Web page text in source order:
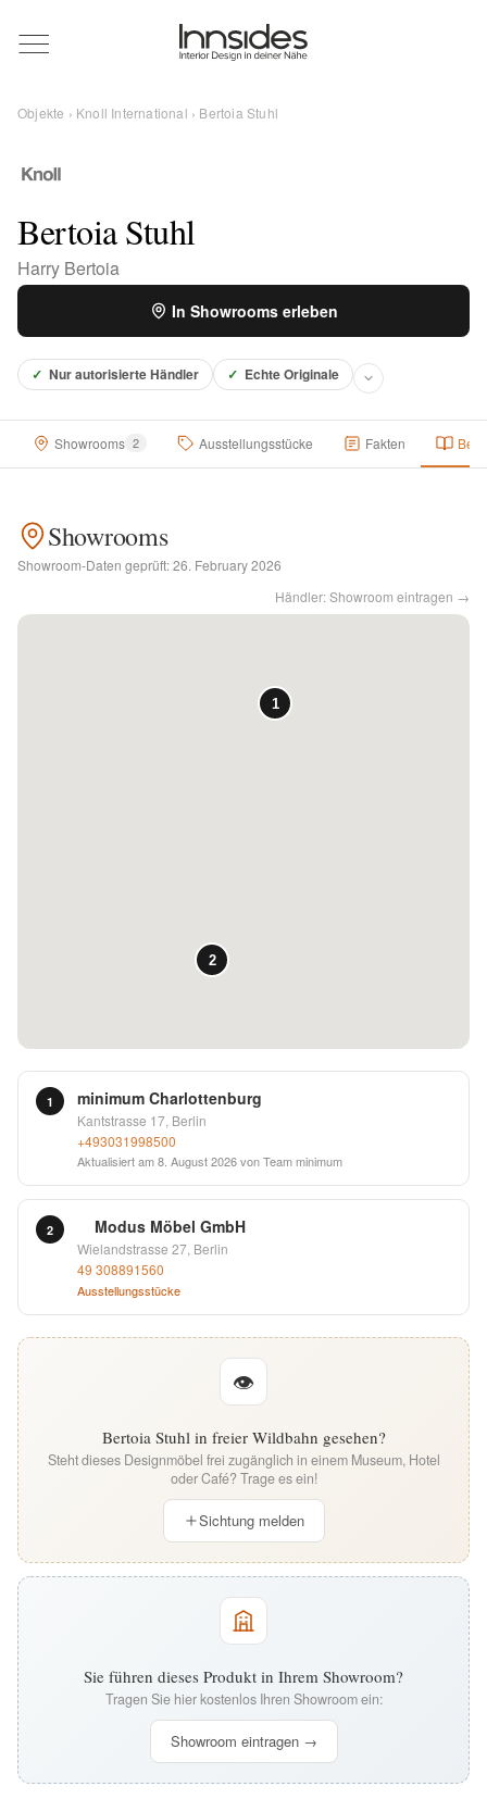
Magazin
Showrooms
Objekte
Für Händler
Kontakt
Deutsch
Objekte › Knoll International › Bertoia Stuhl
Bertoia Stuhl
Harry Bertoia
In Showrooms erleben
✓ Nur autorisierte Händler ✓ Echte Originale
Showrooms 2 Ausstellungsstücke Fakten
Showrooms
Showroom-Daten geprüft:26. February 2026
Händler: Showroom eintragen →
1 minimum Charlottenburg
Kantstrasse 17, Berlin
+493031998500
Aktualisiert am8. August 2026von Team minimum
2 Modus Möbel GmbH
Wielandstrasse 27, Berlin
49 308891560
Ausstellungsstücke
👁
Bertoia Stuhl in freier Wildbahn gesehen?
Steht dieses Designmöbel frei zugänglich in einem Museum, Hotel
oder Café? Trage es ein!
Sichtung melden
Sie führen dieses Produkt in Ihrem Showroom?
Tragen Sie hier kostenlos Ihren Showroom ein:
Showroom eintragen →